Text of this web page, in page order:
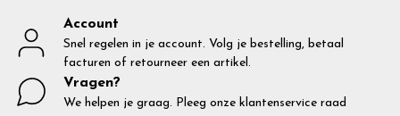
Account
Snel regelen in je account. Volg je bestelling, betaal
facturen of retourneer een artikel.
Vragen?
We helpen je graag. Pleeg onze klantenservice raad